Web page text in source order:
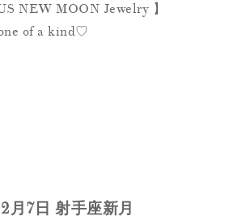
NEW MOON Jewelry 】
of a kind♡
月7日 射手座新月